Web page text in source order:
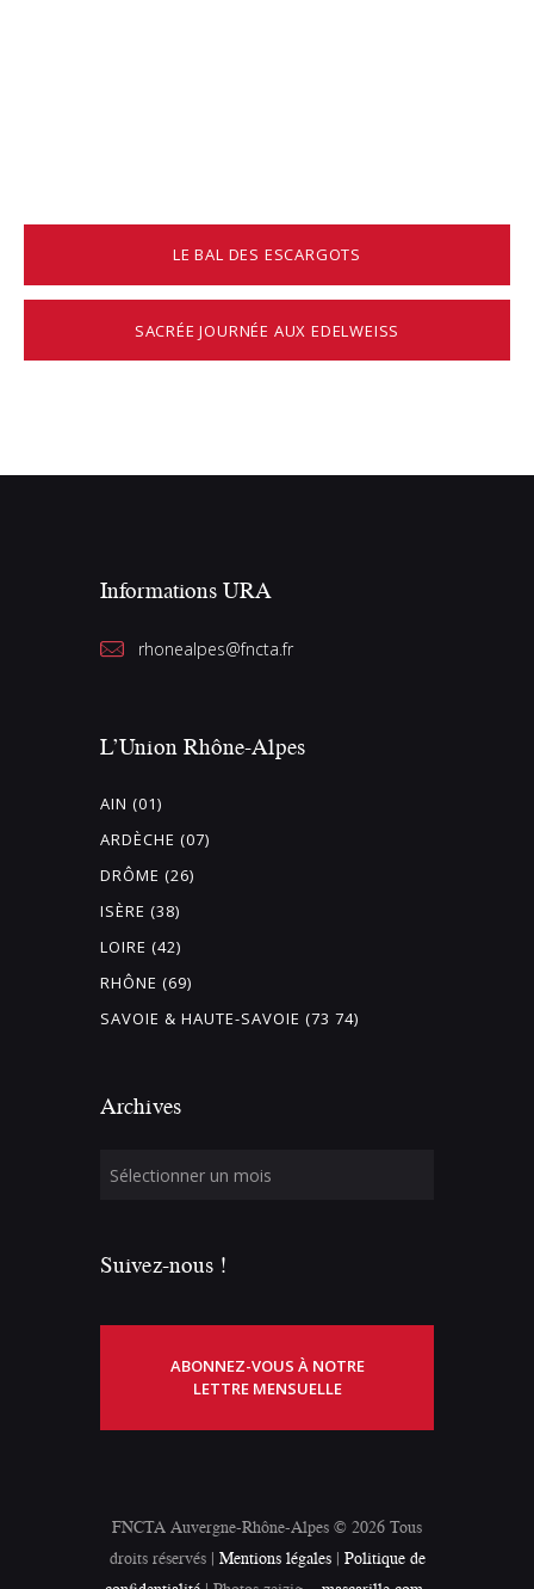
LE BAL DES ESCARGOTS
SACRÉE JOURNÉE AUX EDELWEISS
Informations URA
rhonealpes@fncta.fr
L’Union Rhône-Alpes
AIN (01)
ARDÈCHE (07)
DRÔME (26)
ISÈRE (38)
LOIRE (42)
RHÔNE (69)
SAVOIE & HAUTE-SAVOIE (73 74)
Archives
Suivez-nous !
ABONNEZ-VOUS À NOTRE
LETTRE MENSUELLE
FNCTA Auvergne-Rhône-Alpes © 2026 Tous
droits réservés | Mentions légales| Politique de